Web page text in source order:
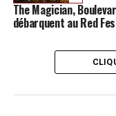
The Magician,
débarquent au Red